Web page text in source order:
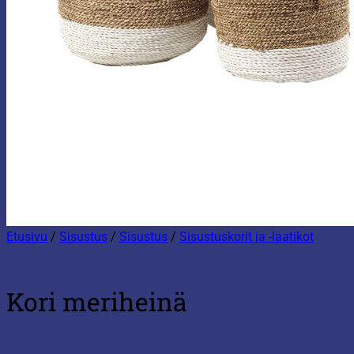
Etusivu / Sisustus / Sisustus / Sisustuskorit ja -laatikot
Kori meriheinä